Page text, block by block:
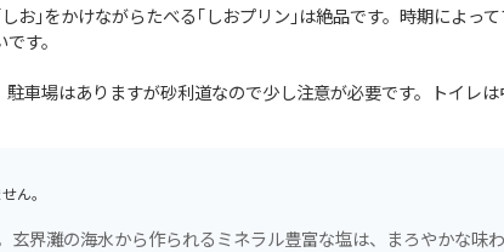
お｣をかけながらたべる｢しおプリン｣は絶品です。時期によっ
す。
車場はありますが砂利道なので少し注意が必要です。トイレ
ん。
玄界灘の海水から作られるミネラル豊富な塩は、まろやかな味